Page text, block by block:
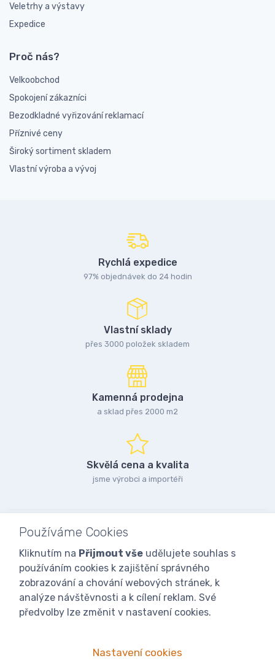
Veletrhy a výstavy
Expedice
Proč nás?
Velkoobchod
Spokojení zákazníci
Bezodkladné vyřizování reklamací
Příznivé ceny
Široký sortiment skladem
Vlastní výroba a vývoj
Rychlá expedice
97% objednávek do 24 hodin
Vlastní sklady
přes 3000 položek skladem
Kamenná prodejna
a sklad přes 2000 m2
Skvělá cena a kvalita
jsme výrobci a importéři
Používáme Cookies
Kliknutím na Přijmout vše udělujete souhlas s
používáním cookies k zajištění správného
zobrazování a chování webových stránek, k
analýze návštěvnosti a k cílení reklam. Své
předvolby lze změnit v nastavení cookies.
Nastavení cookies